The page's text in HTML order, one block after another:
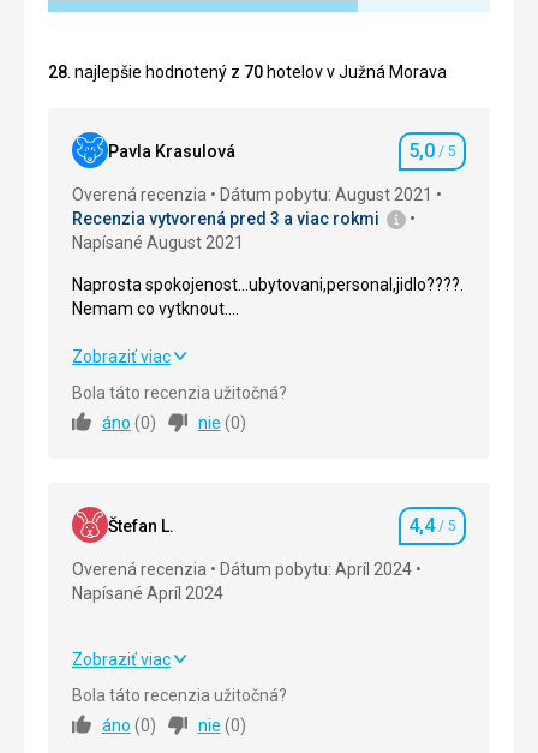
28 . najlepšie hodnotený z 70 hotelov v Južná Morava
Pavla Krasulová Hodnotenie
5,0 / 5
Overená recenzia
Dátum pobytu: August 2021
Recenzia vytvorená pred 3 a viac rokmi
Napísané August 2021
Naprosta spokojenost...ubytovani,personal,jidlo????.
Nemam co vytknout.
hluk.
Naprosta spokojenost...ubytovani,personal,jidlo????.
Na to,ze hotel je primo v centru,nebyl slyset vubec
hluk.
Ubytovanie 5,0/ 5
Okolie
Cena
Zobraziť viac
Bola táto recenzia užitočná?
áno (0) nie (0)
Štefan L. Hodnotenie
4,4/ 5
Overená recenzia
Dátum pobytu: Apríl 2024
Napísané Apríl 2024
Ubytovanie
Zobraziť viac
Bola táto recenzia užitočná?
áno (0) nie (0)